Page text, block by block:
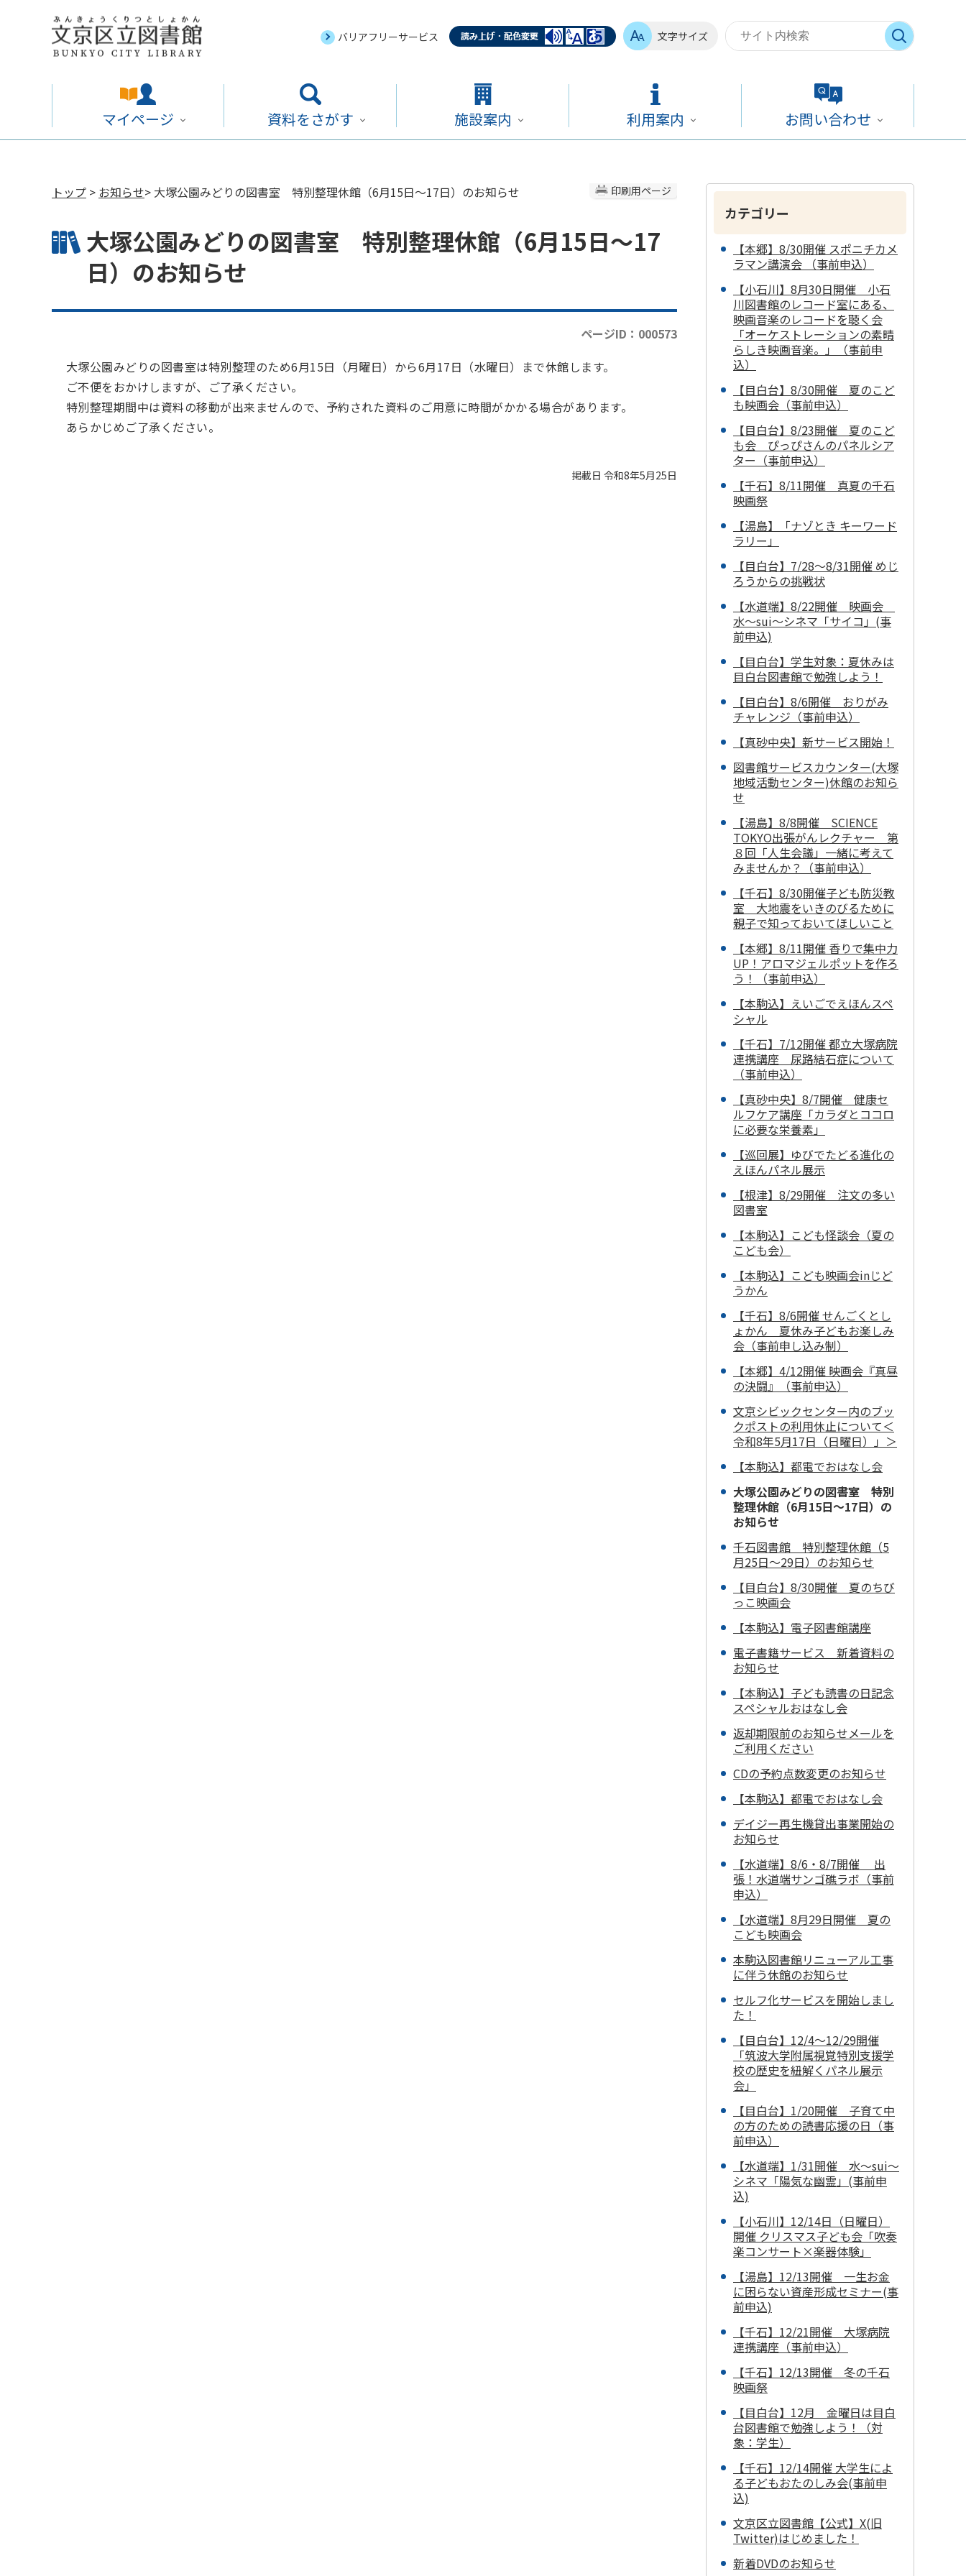
バリアフリーサービス 文字サイズ
マイページ 資料をさがす 施設案内 利用案内 お問い合わせ
印刷用ページ
トップ > お知らせ> 大塚公園みどりの図書室 特別整理休館（6月15日～17日）のお知らせ
大塚公園みどりの図書室 特別整理休館（6月15日～17
日）のお知らせ
ページID：000573
大塚公園みどりの図書室は特別整理のため6月15日（月曜日）から6月17日（水曜日）まで休館します。
ご不便をおかけしますが、ご了承ください。
特別整理期間中は資料の移動が出来ませんので、予約された資料のご用意に時間がかかる場合があります。
あらかじめご了承ください。
掲載日 令和8年5月25日
カテゴリー
【本郷】8/30開催 スポニチカメ
ラマン講演会 （事前申込）
【小石川】8月30日開催 小石
川図書館のレコード室にある、
映画音楽のレコードを聴く会
「オーケストレーションの素晴
らしき映画音楽。」（事前申
込）
【目白台】8/30開催 夏のこど
も映画会（事前申込）
【目白台】8/23開催 夏のこど
も会 ぴっぴさんのパネルシア
ター（事前申込）
【千石】8/11開催 真夏の千石
映画祭
【湯島】「ナゾとき キーワード
ラリー」
【目白台】7/28～8/31開催 めじ
ろうからの挑戦状
【水道端】8/22開催 映画会
水～sui～シネマ「サイコ」(事
前申込)
【目白台】学生対象：夏休みは
目白台図書館で勉強しよう！
【目白台】8/6開催 おりがみ
チャレンジ（事前申込）
【真砂中央】新サービス開始！
図書館サービスカウンター(大塚
地域活動センター)休館のお知ら
せ
【湯島】8/8開催 SCIENCE
TOKYO出張がんレクチャー 第
８回「人生会議」一緒に考えて
みませんか？（事前申込）
【千石】8/30開催子ども防災教
室 大地震をいきのびるために
親子で知っておいてほしいこと
【本郷】8/11開催 香りで集中力
UP！アロマジェルポットを作ろ
う！（事前申込）
【本駒込】えいごでえほんスペ
シャル
【千石】7/12開催 都立大塚病院
連携講座 尿路結石症について
（事前申込）
【真砂中央】8/7開催 健康セ
ルフケア講座「カラダとココロ
に必要な栄養素」
【巡回展】ゆびでたどる進化の
えほんパネル展示
【根津】8/29開催 注文の多い
図書室
【本駒込】こども怪談会（夏の
こども会）
【本駒込】こども映画会inじど
うかん
【千石】8/6開催 せんごくとし
ょかん 夏休み子どもお楽しみ
会（事前申し込み制）
【本郷】4/12開催 映画会『真昼
の決闘』（事前申込）
文京シビックセンター内のブッ
クポストの利用休止について＜
令和8年5月17日（日曜日）」＞
【本駒込】都電でおはなし会
大塚公園みどりの図書室 特別
整理休館（6月15日～17日）の
お知らせ
千石図書館 特別整理休館（5
月25日～29日）のお知らせ
【目白台】8/30開催 夏のちび
っこ映画会
【本駒込】電子図書館講座
電子書籍サービス 新着資料の
お知らせ
【本駒込】子ども読書の日記念
スペシャルおはなし会
返却期限前のお知らせメールを
ご利用ください
CDの予約点数変更のお知らせ
【本駒込】都電でおはなし会
デイジー再生機貸出事業開始の
お知らせ
【水道端】8/6・8/7開催 出
張！水道端サンゴ礁ラボ（事前
申込）
【水道端】8月29日開催 夏の
こども映画会
本駒込図書館リニューアル工事
に伴う休館のお知らせ
セルフ化サービスを開始しまし
た！
【目白台】12/4～12/29開催
「筑波大学附属視覚特別支援学
校の歴史を紐解くパネル展示
会」
【目白台】1/20開催 子育て中
の方のための読書応援の日（事
前申込）
【水道端】1/31開催 水～sui～
シネマ「陽気な幽霊」(事前申
込)
【小石川】12/14日（日曜日）
開催 クリスマス子ども会「吹奏
楽コンサート×楽器体験」
【湯島】12/13開催 一生お金
に困らない資産形成セミナー(事
前申込)
【千石】12/21開催 大塚病院
連携講座（事前申込）
【千石】12/13開催 冬の千石
映画祭
【目白台】12月 金曜日は目白
台図書館で勉強しよう！（対
象：学生）
【千石】12/14開催 大学生によ
る子どもおたのしみ会(事前申
込)
文京区立図書館【公式】X(旧
Twitter)はじめました！
新着DVDのお知らせ